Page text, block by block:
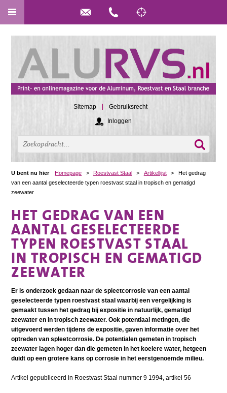
Sitemap
Gebruiksrecht
Inloggen
U bent nu hier Homepage > Roestvast Staal > Artikellijst >
Het gedrag
van een aantal geselecteerde typen roestvast staal in tropisch en gematigd
zeewater
HET GEDRAG VAN EEN
AANTAL GESELECTEERDE
TYPEN ROESTVAST STAAL
IN TROPISCH EN GEMATIGD
ZEEWATER
Er is onderzoek gedaan naar de spleetcorrosie van een aantal
geselecteerde typen roestvast staal waarbij een vergelijking is
gemaakt tussen het gedrag bij expositie in natuurlijk, gematigd
zeewater en in tropisch zeewater. Ook potentiaal metingen, die
uitgevoerd werden tijdens de expositie, gaven informatie over het
optreden van spleetcorrosie. De potentialen gemeten in tropisch
zeewater lagen hoger dan die gemeten in het koelere water, hetgeen
duidt op een grotere kans op corrosie in het eerstgenoemde milieu.
Artikel gepubliceerd in Roestvast Staal nummer 9 1994, artikel 56